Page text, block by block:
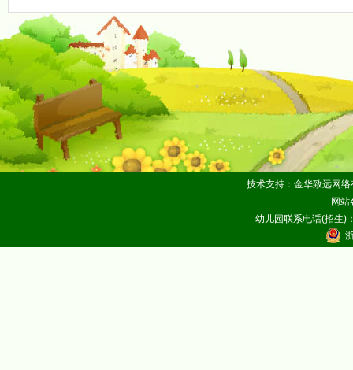
技术支持：金华致远网
网
幼儿园联系电话(招生)